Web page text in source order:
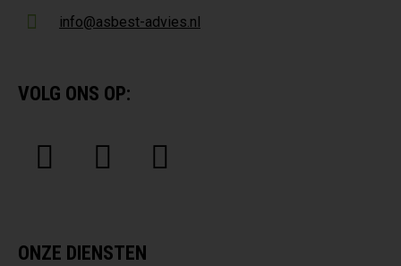
info@asbest-advies.nl
VOLG ONS OP:
ONZE DIENSTEN